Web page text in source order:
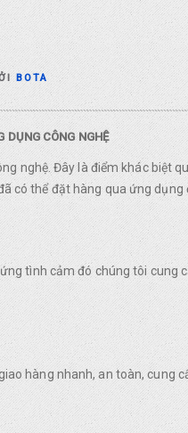
BOTA
DỤNG CÔNG NGHỆ
nghệ. Đây là điểm khác biệt
có thể đặt hàng qua ứng
tình cảm đó chúng tôi
hàng nhanh, an toàn, cung